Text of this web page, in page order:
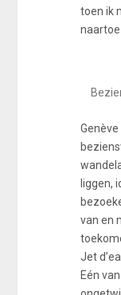
toen ik
naartoe
liggen,
van en
Jet
Eén